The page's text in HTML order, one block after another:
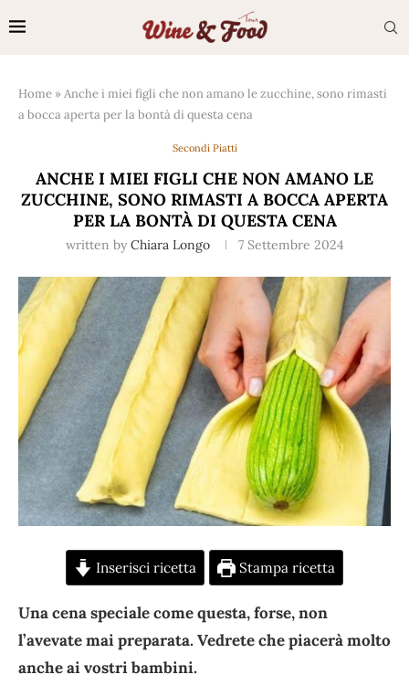
Home »Anche i miei figli che non amano le zucchine, sono rimasti
a bocca aperta per la bontà di questa cena
Secondi Piatti
ANCHE I MIEI FIGLI CHE NON AMANO LE
ZUCCHINE, SONO RIMASTI A BOCCA APERTA
PER LA BONTÀ DI QUESTA CENA
written by Chiara Longo 7 Settembre 2024
Inserisci ricetta Stampa ricetta
Una cena speciale come questa, forse, non
l’avevate mai preparata. Vedrete che piacerà molto
anche ai vostri bambini.